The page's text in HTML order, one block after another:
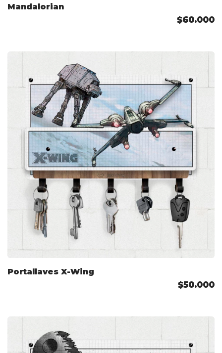
Mandalorian
$60.000
Portallaves X-Wing
$50.000